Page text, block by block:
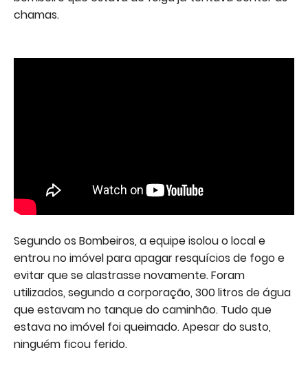
chamas.
Segundo os Bombeiros, a equipe isolou o local e
entrou no imóvel para apagar resquícios de fogo e
evitar que se alastrasse novamente. Foram
utilizados, segundo a corporação, 300 litros de água
que estavam no tanque do caminhão. Tudo que
estava no imóvel foi queimado. Apesar do susto,
ninguém ficou ferido.